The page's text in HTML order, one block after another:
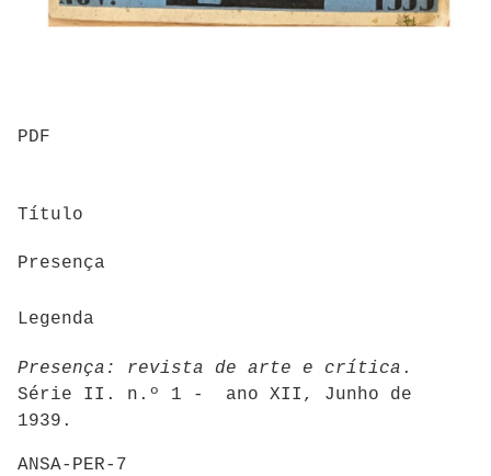
PDF
Título
Presença
Legenda
Presença: revista de arte e crítica .
Série II. n.º 1 - ano XII, Junho de
1939.
ANSA-PER-7